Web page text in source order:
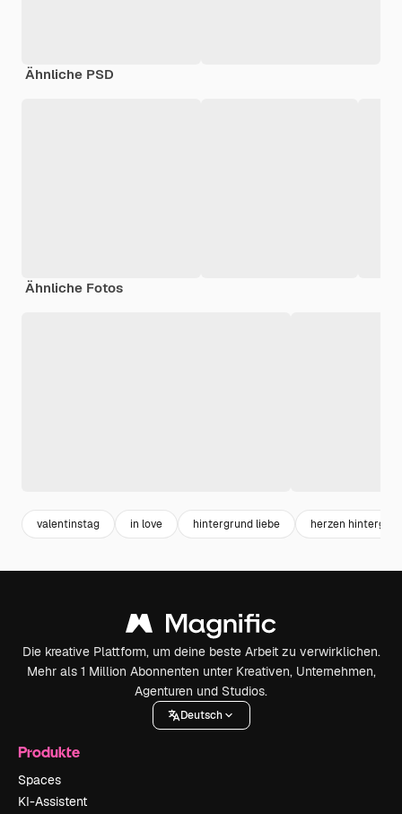
Ähnliche PSD
Ähnliche Fotos
valentinstag in love hintergrund liebe herzen
Die kreative Plattform, um deine beste Arbeit zu verwirklichen.
Mehr als 1 Million Abonnenten unter Kreativen, Unternehmen,
Agenturen und Studios.
Deutsch
Produkte
Spaces
KI-Assistent